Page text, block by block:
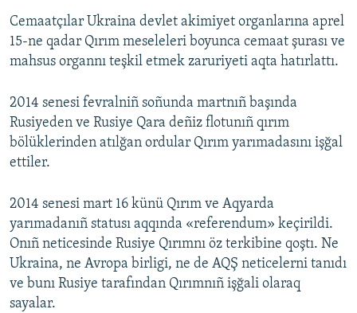
Cemaatçılar Ukraina devlet akimiyet organlarına aprel
15-ne qadar Qırım meseleleri boyunca cemaat şurası ve
mahsus organnı teşkil etmek zaruriyeti aqta hatırlattı.
2014 senesi fevralniñ soñunda martnıñ başında
Rusiyeden ve Rusiye Qara deñiz flotunıñ qırım
bölüklerinden atılğan ordular Qırım yarımadasını işğal
ettiler.
2014 senesi mart 16 künü Qırım ve Aqyarda
yarımadanıñ statusı aqqında «referendum» keçirildi.
Onıñ neticesinde Rusiye Qırımnı öz terkibine qoştı. Ne
Ukraina, ne Avropa birligi, ne de AQŞ neticelerni tanıdı
ve bunı Rusiye tarafından Qırımnıñ işğali olaraq
sayalar.